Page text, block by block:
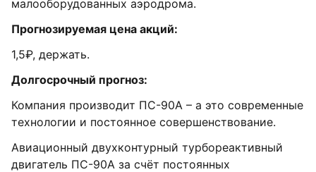
малооборудованных аэродрома.
Прогнозируемая цена акций:
1,5₽, держать.
Долгосрочный прогноз:
Компания производит ПС-90А – а это современные
технологии и постоянное совершенствование.
Авиационный двухконтурный турбореактивный
двигатель ПС-90А за счёт постоянных